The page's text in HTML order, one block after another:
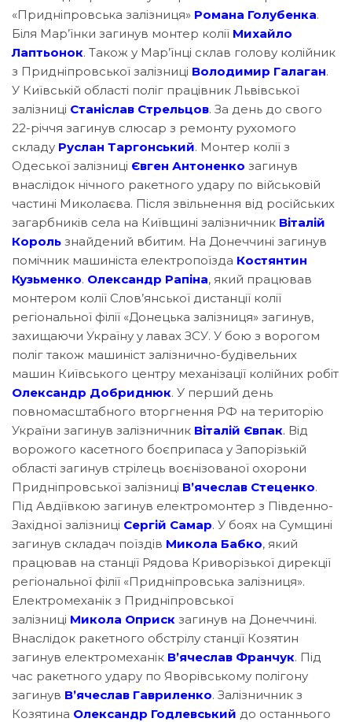
«Придніпровська залізниця» Романа Голубенка.
Біля Мар’їнки загинув монтер колії Михайло
Лаптьонок. Також у Мар’їнці склав голову колійник
з Придніпровської залізниці Володимир Галаган.
У Київській області поліг працівник Львівської
залізниці Станіслав Стрельцов. За день до свого
22-річчя загинув слюсар з ремонту рухомого
складу Руслан Таргонський. Монтер колії з
Одеської залізниці Євген Антоненко загинув
внаслідок нічного ракетного удару по військовій
частині Миколаєва. Після звільнення від російських
загарбників села на Київщині залізничник Віталій
Король знайдений вбитим. На Донеччині загинув
помічник машиніста електропоїзда Костянтин
Кузьменко. Олександр Рапіна, який працював
монтером колії Слов’янської дистанції колії
регіональної філії «Донецька залізниця» загинув,
захищаючи Україну у лавах ЗСУ. У бою з ворогом
поліг також машиніст залізнично-будівельних
машин Київського центру механізації колійних робіт
Олександр Добриднюк. У перший день
повномасштабного вторгнення РФ на територію
України загинув залізничник Віталій Євпак. Від
ворожого касетного боєприпаса у Запорізькій
області загинув стрілець воєнізованої охорони
Придніпровської залізниці В’ячеслав Стеценко.
Під Авдіївкою загинув електромонтер з Південно-
Західної залізниці Сергій Самар. У боях на Сумщині
загинув складач поїздів Микола Бабко, який
працював на станції Рядова Криворізької дирекції
регіональної філії «Придніпровська залізниця».
Електромеханік з Придніпровської
залізниці Микола Оприск загинув на Донеччині.
Внаслідок ракетного обстрілу станції Козятин
загинув електромеханік В’ячеслав Франчук. Під
час ракетного удару по Яворівському полігону
загинув В’ячеслав Гавриленко. Залізничник з
Козятина Олександр Годлевський до останнього